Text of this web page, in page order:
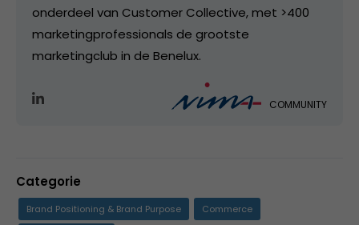
onderdeel van Customer Collective, met >400
marketingprofessionals de grootste
marketingclub in de Benelux.
COMMUNITY
Categorie
Brand Positioning & Brand Purpose
Commerce